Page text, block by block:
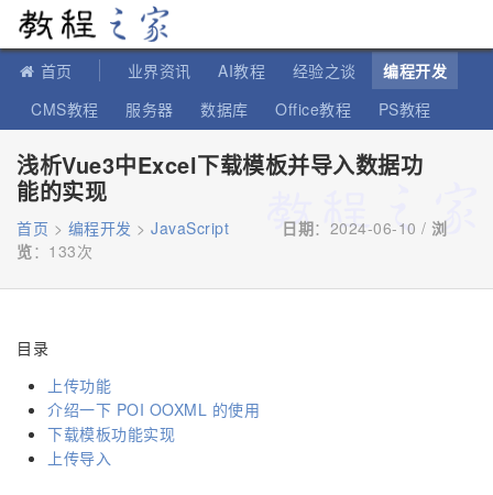
首页 业界资讯 AI教程 经验之谈
编程开发
CMS教程
服务器 数据库 Office教程
PS教程
浅析Vue3中Excel下载模板并导入数据功
能的实现
首页 > 编程开发 > JavaScript 日期：2024-06-10 / 浏
览： 133次
目录
上传功能
介绍一下 POI OOXML 的使用
下载模板功能实现
上传导入